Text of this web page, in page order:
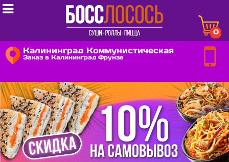
0
Калининград Коммунистическая
Заказ в Калининград Фрунзе
